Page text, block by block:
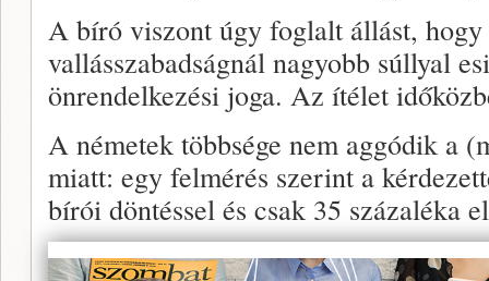
A bíró viszont úgy foglalt állást, hogy
vallásszabadságnál nagyobb súllyal
önrendelkezési joga. Az ítélet
A németek többsége nem aggódik a
miatt: egy felmérés szerint a
bírói döntéssel és csak 35 százaléka